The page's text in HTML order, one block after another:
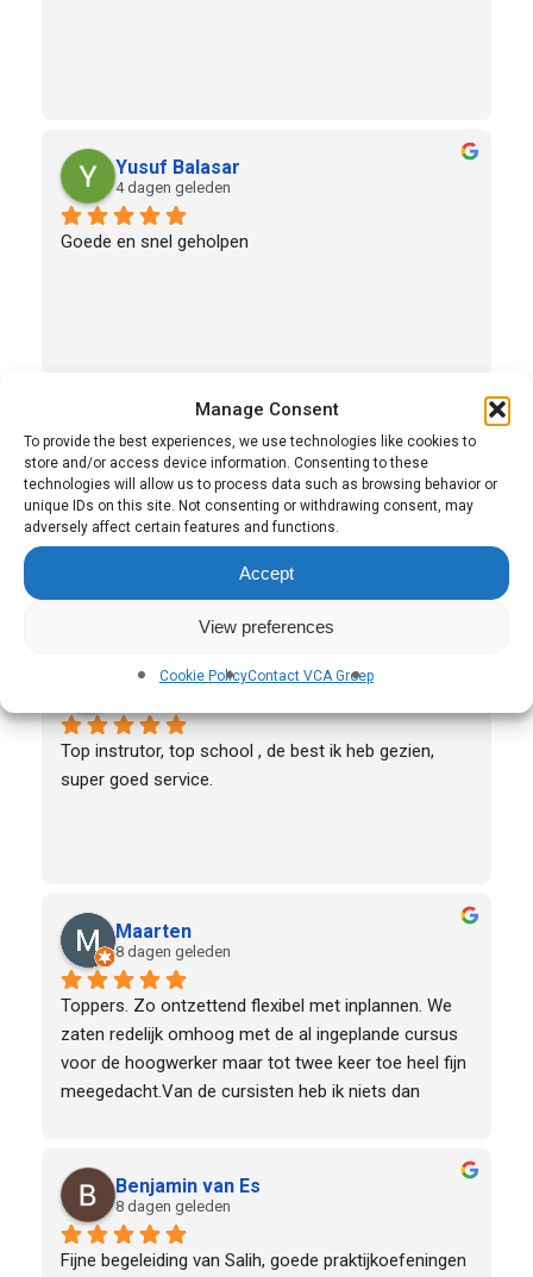
Manage Consent
To provide the best experiences, we use technologies like cookies to
store and/or access device information. Consenting to these
technologies will allow us to process data such as browsing behavior or
unique IDs on this site. Not consenting or withdrawing consent, may
adversely affect certain features and functions.
Accept
View preferences
Cookie PolicyContact VCA Groep
Yusuf Balasar
4 dagen geleden
Goede en snel geholpen
Ecaterina Bucarciuc
5 dagen geleden
De les was erg interessant, ze deden echt hun best
en legden alles stap voor stap uit. Het personeel
was ook erg vriendelijk.
Fábio Azougado
Top instrutor, top school , de best ik heb gezien,
super goed service.
Maarten
8 dagen geleden
Toppers. Zo ontzettend flexibel met inplannen. We
zaten redelijk omhoog met de al ingeplande cursus
voor de hoogwerker maar tot twee keer toe heel fijn
meegedacht.Van de cursisten heb ik niets dan
verzorgdBenjamin van Es
8 dagen geleden
Fijne begeleiding van Salih, goede praktijkoefeningen